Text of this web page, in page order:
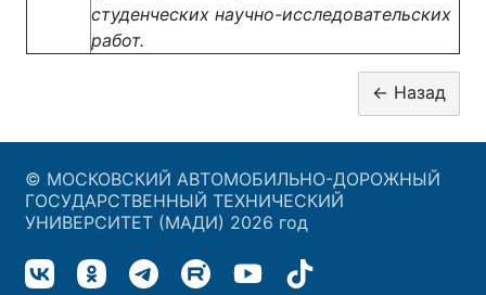
студенческих научно-исследовательских
работ.
© МОСКОВСКИЙ АВТОМОБИЛЬНО-ДОРОЖНЫЙ
ГОСУДАРСТВЕННЫЙ ТЕХНИЧЕСКИЙ
УНИВЕРСИТЕТ (МАДИ) 2026 год